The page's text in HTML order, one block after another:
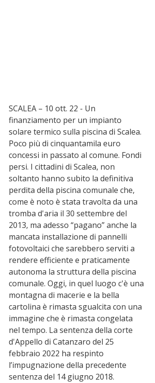
SCALEA – 10 ott. 22 - Un
finanziamento per un impianto
solare termico sulla piscina di Scalea.
Poco più di cinquantamila euro
concessi in passato al comune. Fondi
persi. I cittadini di Scalea, non
soltanto hanno subito la definitiva
perdita della piscina comunale che,
come è noto è stata travolta da una
tromba d'aria il 30 settembre del
2013, ma adesso “pagano” anche la
mancata installazione di pannelli
fotovoltaici che sarebbero serviti a
rendere efficiente e praticamente
autonoma la struttura della piscina
comunale. Oggi, in quel luogo c'è una
montagna di macerie e la bella
cartolina è rimasta sgualcita con una
immagine che è rimasta congelata
nel tempo. La sentenza della corte
d'Appello di Catanzaro del 25
febbraio 2022 ha respinto
l’impugnazione della precedente
sentenza del 14 giugno 2018.